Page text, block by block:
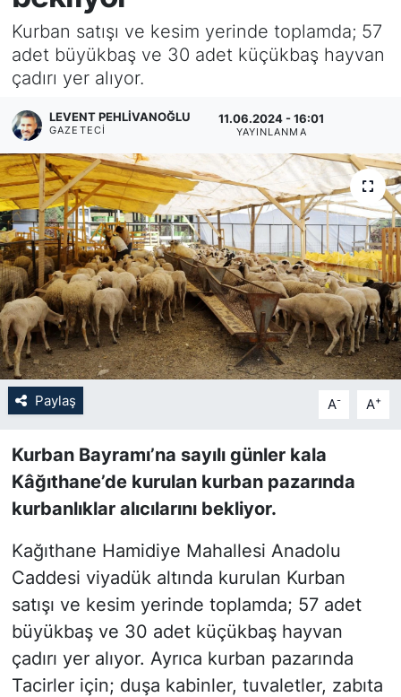
Kurban satışı ve kesim yerinde toplamda; 57
adet büyükbaş ve 30 adet küçükbaş hayvan
çadırı yer alıyor.
LEVENT PEHLIVANOĞLU
GAZETECI
11.06.2024 - 16:01
YAYINLANMA
Paylaş A- A+
Kurban Bayramı’na sayılı günler kala
Kâğıthane’de kurulan kurban pazarında
kurbanlıklar alıcılarını bekliyor.
Kağıthane Hamidiye Mahallesi Anadolu
Caddesi viyadük altında kurulan Kurban
satışı ve kesim yerinde toplamda; 57 adet
büyükbaş ve 30 adet küçükbaş hayvan
çadırı yer alıyor. Ayrıca kurban pazarında
Tacirler için; duşa kabinler, tuvaletler, zabıta
KÖŞE YAZILARI
KÖŞE YAZILARI (Arşiv)
KÜLTÜR SANAT
MAGAZİN
RÖPORTAJ
SAĞLIK
SARIYER HABERLERİ
SARIYER İMAR BARIŞI
SEKTÖR
SİYASET
SON DAKİKA HABERİ
TEKNOLOJİ
TÜRKİYE VE DÜNYA GÜNDEMİ
VİDEO GALERİ